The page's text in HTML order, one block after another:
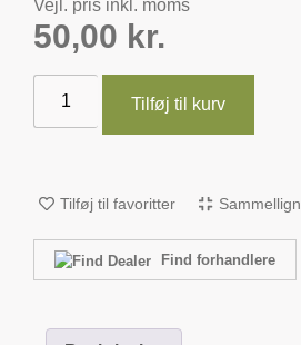
Vejl. pris inkl. moms
50,00 kr.
Tilføj til kurv
Tilføj til favoritter Sammellign
Find forhandlere